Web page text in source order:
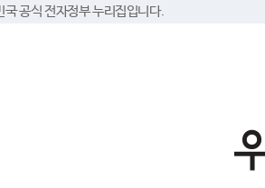
국 공식 전자정부 누리집입니다.